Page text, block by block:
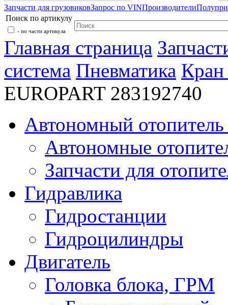
Запчасти для грузовиковЗапрос по VINПроизводители
Поиск по артикулу
- по части артикула
Главная страница
система Пневматика Кран
EUROPART 283192740
Автономный отопитель
Автономные
Запчасти для
Гидравлика
Гидростанции
Гидроцилиндры
Двигатель
Головка блока, ГРМ